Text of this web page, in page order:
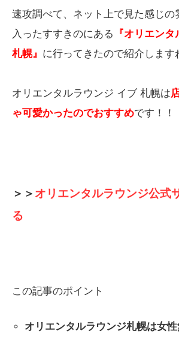
速攻調べて、ネット上で見た感じの
入ったすすきのにある
『オリエン
札幌』 に行ってきたので紹介します
オリエンタルラウンジ イブ 札幌は
ゃ可愛かったのでおすすめです！！
＞＞ オリエンタルラウンジ公式
る
この記事のポイント
オリエンタルラウンジ札幌は女